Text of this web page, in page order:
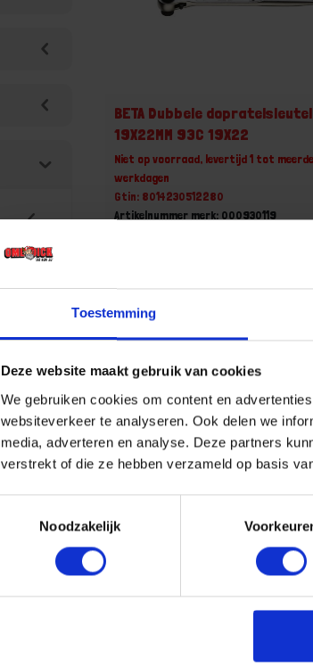
Toestemming
Deze website maakt gebruik van cookies
We gebruiken cookies om content en
websiteverkeer te analyseren. Ook delen we
media, adverteren en analyse. Deze partners
verstrekt of die ze hebben verzameld op basis
Noodzakelijk
BETA Dubbele dopratelsleutel
19X22MM 93C 19X22
Niet op voorraad, levertijd 1 tot
werkdagen
Gtin: 8014230512280
Artikelnummer merk: 000930119
-
Stuk
Bestel nu!